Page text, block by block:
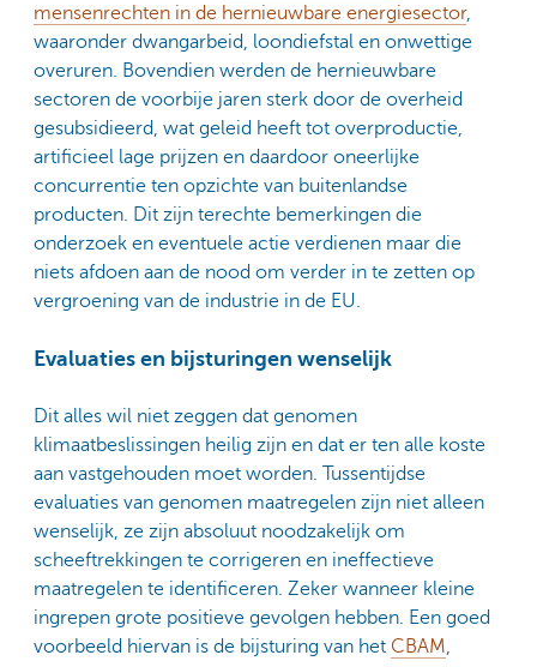
mensenrechten in de hernieuwbare energiesector,
waaronder dwangarbeid, loondiefstal en onwettige
overuren. Bovendien werden de hernieuwbare
sectoren de voorbije jaren sterk door de overheid
gesubsidieerd, wat geleid heeft tot overproductie,
artificieel lage prijzen en daardoor oneerlijke
concurrentie ten opzichte van buitenlandse
producten. Dit zijn terechte bemerkingen die
onderzoek en eventuele actie verdienen maar die
niets afdoen aan de nood om verder in te zetten op
vergroening van de industrie in de EU.
Evaluaties en bijsturingen wenselijk
Dit alles wil niet zeggen dat genomen
klimaatbeslissingen heilig zijn en dat er ten alle koste
aan vastgehouden moet worden. Tussentijdse
evaluaties van genomen maatregelen zijn niet alleen
wenselijk, ze zijn absoluut noodzakelijk om
scheeftrekkingen te corrigeren en ineffectieve
maatregelen te identificeren. Zeker wanneer kleine
ingrepen grote positieve gevolgen hebben. Een goed
voorbeeld hiervan is de bijsturing van het CBAM,